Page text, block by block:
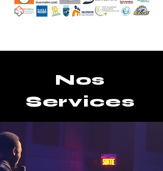
Nos
Services